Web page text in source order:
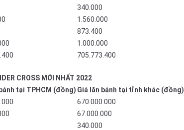
340.000
1.560.000
873.400
1.000.000
705.773.400
CROSS MỚI NHẤT 2022
tại TPHCM (đồng) Giá lăn bánh tại tỉnh khác (đồng)
670.000.000
67.000.000
340.000